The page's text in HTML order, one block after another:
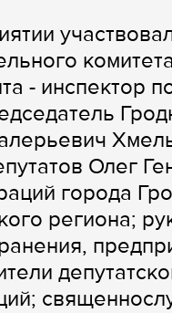
- инспектор
Олег
города
региона;